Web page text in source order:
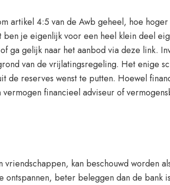
artikel 4:5 van de Awb geheel, hoe
je eigenlijk voor een heel klein deel
ga gelijk naar het aanbod via deze link.
van de vrijlatingsregeling. Het enige
reserves wenst te putten. Hoewel
financieel adviseur of
kan beschouwd worden
beter beleggen dan de bank